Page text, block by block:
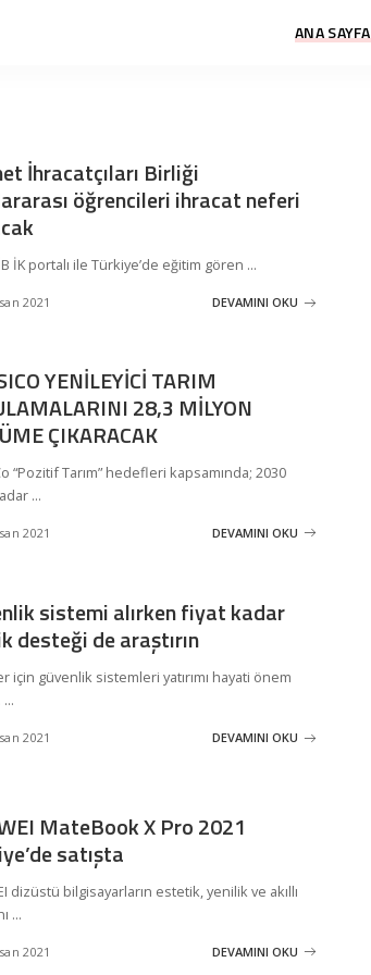
ANA SAYFA
İhracatçıları Birliği
öğrencileri ihracat neferi
İK portalı ile Türkiye’de eğitim gören ...
2021 DEVAMINI OKU
YENİLEYİCİ TARIM
28,3 MİLYON
ÇIKARACAK
“Pozitif Tarım” hedefleri kapsamında; 2030
...
2021 DEVAMINI OKU
sistemi alırken fiyat kadar
desteği de araştırın
için güvenlik sistemleri yatırımı hayati önem
...
2021 DEVAMINI OKU
MateBook X Pro 2021
satışta
dizüstü bilgisayarların estetik, yenilik ve akıllı
...
2021 DEVAMINI OKU